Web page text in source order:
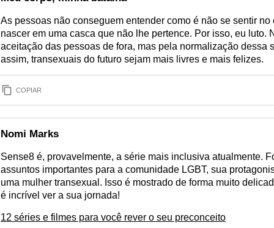
As pessoas não conseguem entender como é não se sentir no
nascer em uma casca que não lhe pertence. Por isso, eu luto.
aceitação das pessoas de fora, mas pela normalização dessa
assim, transexuais do futuro sejam mais livres e mais felizes.
COPIAR
Nomi Marks
Sense8 é, provavelmente, a série mais inclusiva atualmente.
assuntos importantes para a comunidade LGBT, sua
uma mulher transexual. Isso é mostrado de forma muito
é incrível ver a sua jornada!
12 séries e filmes para você rever o seu preconceito